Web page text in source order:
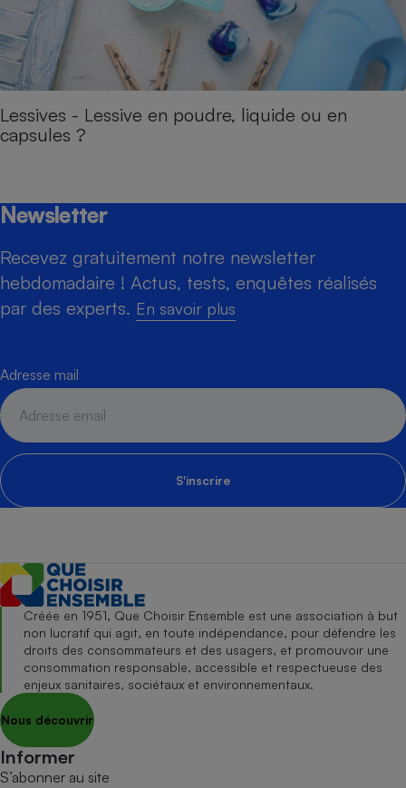
Lessives - Lessive en poudre, liquide ou en
capsules ?
Newsletter
Recevez gratuitement notre newsletter
hebdomadaire ! Actus, tests, enquêtes réalisés
par des experts. En savoir plus
Adresse mail
S'inscrire
Créée en 1951, Que Choisir Ensemble est une association à but
non lucratif qui agit, en toute indépendance, pour défendre les
droits des consommateurs et des usagers, et promouvoir une
consommation responsable, accessible et respectueuse des
enjeux sanitaires, sociétaux et environnementaux.
Nous découvrir
Informer
S’abonner au site